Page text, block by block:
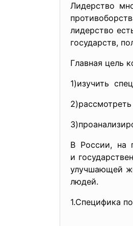
Лидерство
лидерство
государств,
Главная цель
1)изучить
В России, на
и
улучшающей
людей.
1.Специфика